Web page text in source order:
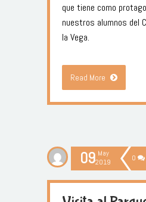
que tiene como
nuestros alumnos del
la Vega.
Read More
09 May
2019
0